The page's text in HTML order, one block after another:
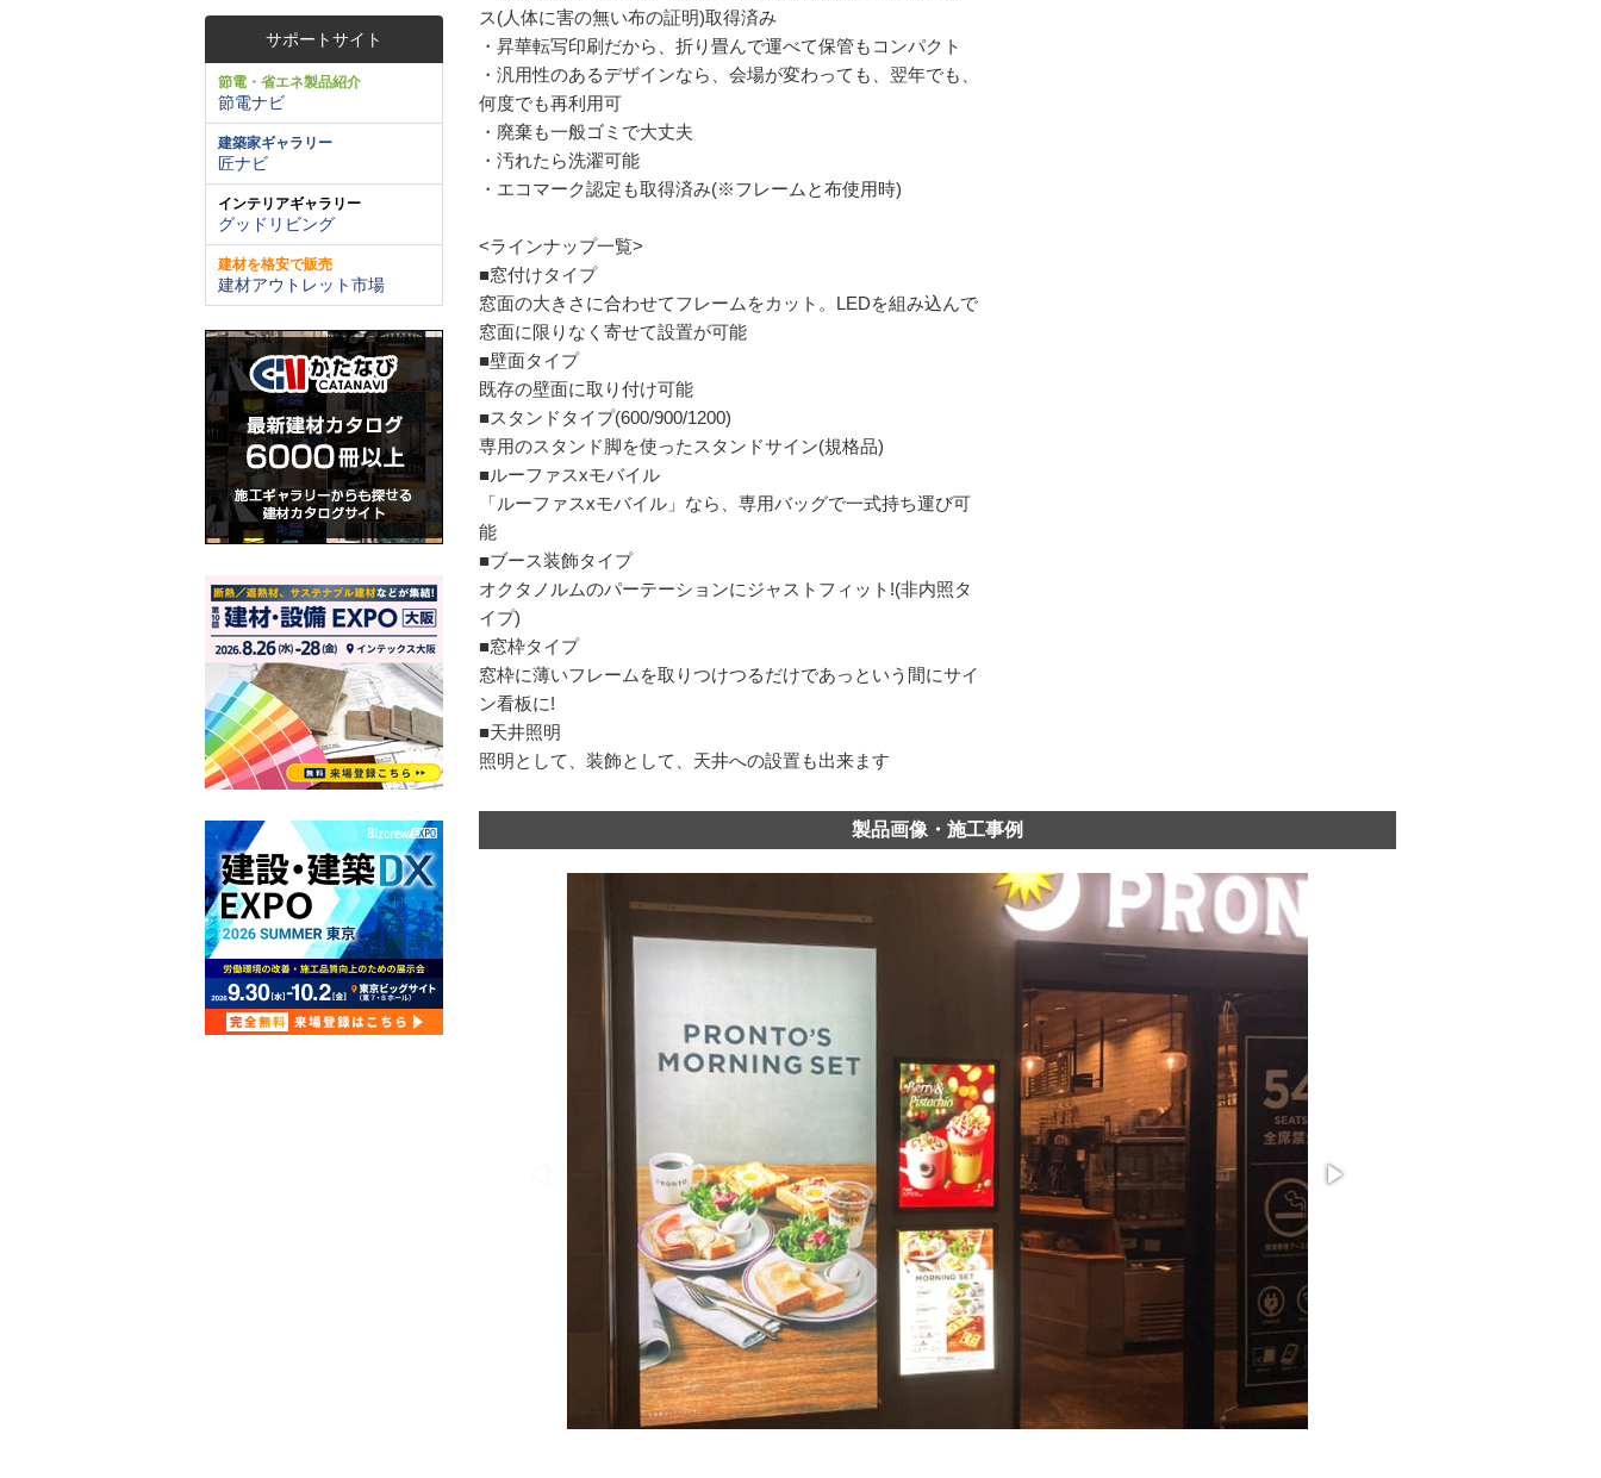
サポートサイト
節電・省エネ製品紹介
節電ナビ
建築家ギャラリー
匠ナビ
インテリアギャラリー
グッドリビング
建材を格安で販売
建材アウトレット市場
ス(人体に害の無い布の証明)取得済み
・昇華転写印刷だから、折り畳んで運べて保管もコンパクト
・汎用性のあるデザインなら、会場が変わっても、翌年でも、
何度でも再利用可
・廃棄も一般ゴミで大丈夫
・汚れたら洗濯可能
・エコマーク認定も取得済み(※フレームと布使用時)
<ラインナップ一覧>
■窓付けタイプ
窓面の大きさに合わせてフレームをカット。LEDを組み込んで
窓面に限りなく寄せて設置が可能
■壁面タイプ
既存の壁面に取り付け可能
■スタンドタイプ(600/900/1200)
専用のスタンド脚を使ったスタンドサイン(規格品)
■ルーファスxモバイル
「ルーファスxモバイル」なら、専用バッグで一式持ち運び可
能
■ブース装飾タイプ
オクタノルムのパーテーションにジャストフィット!(非内照タ
イプ)
■窓枠タイプ
窓枠に薄いフレームを取りつけつるだけであっという間にサイ
ン看板に!
■天井照明
照明として、装飾として、天井への設置も出来ます
製品画像・施工事例